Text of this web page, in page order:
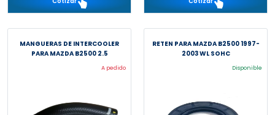
MANGUERAS DE INTERCOOLER
PARA MAZDA B2500 2.5
A pedido
RETEN PARA MAZDA B2500 1997-
2003 WL SOHC
Disponible